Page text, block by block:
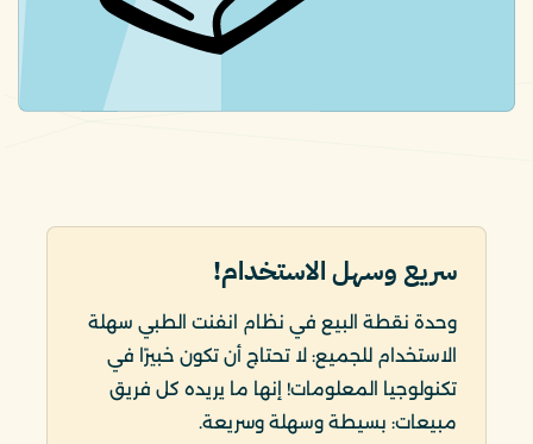
سريع وسهل الاستخدام!
وحدة نقطة البيع في نظام انفنت الطبي سهلة
الاستخدام للجميع: لا تحتاج أن تكون خبيرًا في
تكنولوجيا المعلومات! إنها ما يريده كل فريق
مبيعات: بسيطة وسهلة وسريعة.